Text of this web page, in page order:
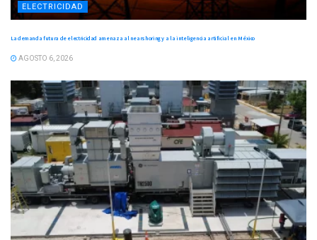
ELECTRICIDAD
La demanda futura de electricidad amenaza al nearshoring y a la inteligencia artificial en México
AGOSTO 6, 2026